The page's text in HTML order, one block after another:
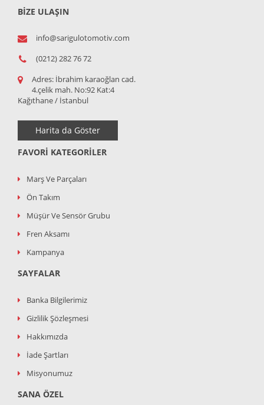
BİZE ULAŞIN
info@sarigulotomotiv.com
(0212) 282 76 72
Adres: İbrahim karaoğlan cad.
4.çelik mah. No:92 Kat:4
Kağıthane / İstanbul
Harita da Göster
FAVORI KATEGORILER
Marş Ve Parçaları
Ön Takım
Müşür Ve Sensör Grubu
Fren Aksamı
Kampanya
SAYFALAR
Banka Bilgilerimiz
Gizlilik Şözleşmesi
Hakkımızda
İade Şartları
Misyonumuz
SANA ÖZEL